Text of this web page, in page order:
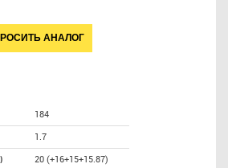
АНАЛОГ
184
1.7
20 (+16+15+15.87)